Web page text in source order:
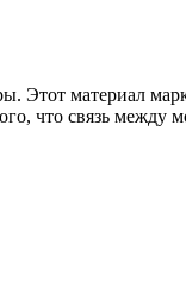
Этот материал
что связь между